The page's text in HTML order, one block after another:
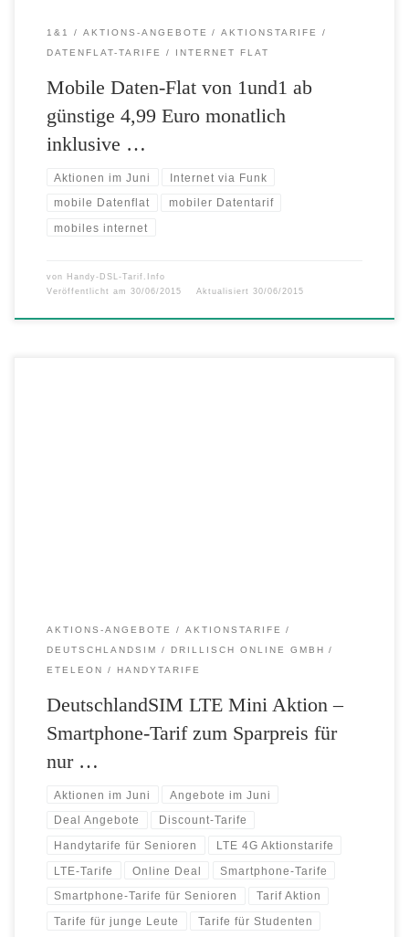
1&1 AKTIONS-ANGEBOTE
AKTIONSTARIFE
DATENFLAT-TARIFE
INTERNET FLAT
Mobile Daten-Flat von 1und1 ab
günstige 4,99 Euro monatlich
inklusive …
Aktionen im Juni Internet via Funk
mobile Datenflat mobiler Datentarif
mobiles internet
von Handy-DSL-Tarif.Info
Veröffentlicht am 30/06/2015 Aktualisiert 30/06/2015
AKTIONS-ANGEBOTE
AKTIONSTARIFE
DEUTSCHLANDSIM
DRILLISCH ONLINE GMBH
ETELEON
HANDYTARIFE
DeutschlandSIM LTE Mini Aktion –
Smartphone-Tarif zum Sparpreis für
nur …
Aktionen im Juni Angebote im Juni
Deal Angebote Discount-Tarife
Handytarife für Senioren LTE 4G Aktionstarife
LTE-Tarife Online Deal Smartphone-Tarife
Smartphone-Tarife für Senioren Tarif Aktion
Tarife für junge Leute Tarife für Studenten